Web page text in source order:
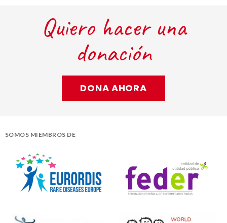
Quiero hacer una
donación
DONA AHORA
SOMOS MIEMBROS DE